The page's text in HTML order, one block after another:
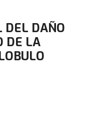
DEL DAÑO
DE LA